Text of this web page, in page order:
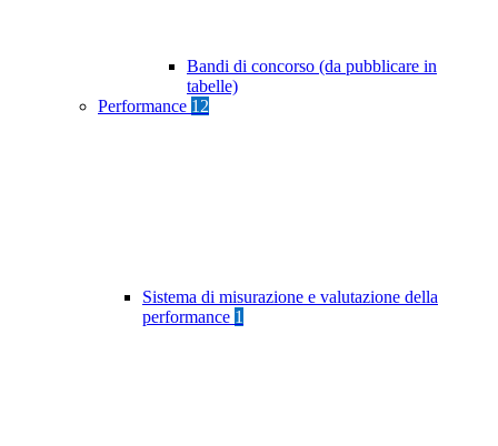
Bandi di concorso (da pubblicare in
tabelle)
Performance 12
Sistema di misurazione e valutazione della
performance 1